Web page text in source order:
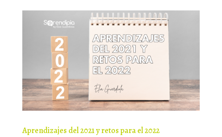
Aprendizajes del 2021 y retos para el 2022